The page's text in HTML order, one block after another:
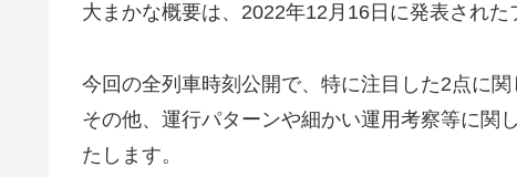
大まかな概要は、2022年12月16日に発表された
今回の全列車時刻公開で、特に注目した2点に関
その他、運行パターンや細かい運用考察等に関
たします。